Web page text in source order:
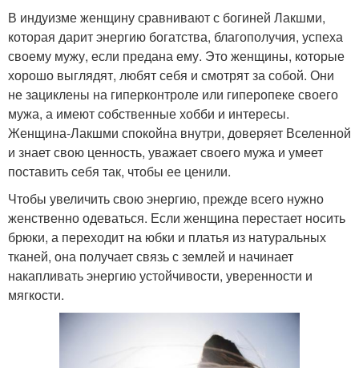
В индуизме женщину сравнивают с богиней Лакшми,
которая дарит энергию богатства, благополучия, успеха
своему мужу, если предана ему. Это женщины, которые
хорошо выглядят, любят себя и смотрят за собой. Они
не зациклены на гиперконтроле или гиперопеке своего
мужа, а имеют собственные хобби и интересы.
Женщина-Лакшми спокойна внутри, доверяет Вселенной
и знает свою ценность, уважает своего мужа и умеет
поставить себя так, чтобы ее ценили.
Чтобы увеличить свою энергию, прежде всего нужно
женственно одеваться. Если женщина перестает носить
брюки, а переходит на юбки и платья из натуральных
тканей, она получает связь с землей и начинает
накапливать энергию устойчивости, уверенности и
мягкости.